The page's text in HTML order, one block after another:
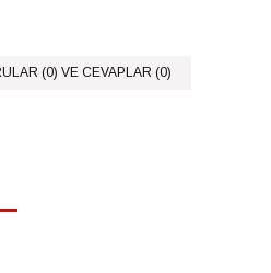
(0) VE CEVAPLAR (0)